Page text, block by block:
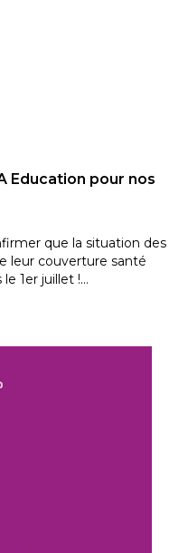
Education pour nos
que la situation des
leur couverture santé
1er juillet !…